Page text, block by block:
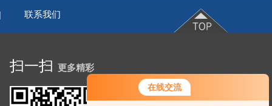
在线交流
您好！欢迎前来咨询，很高兴为您
联系我们
扫一扫 更多精彩